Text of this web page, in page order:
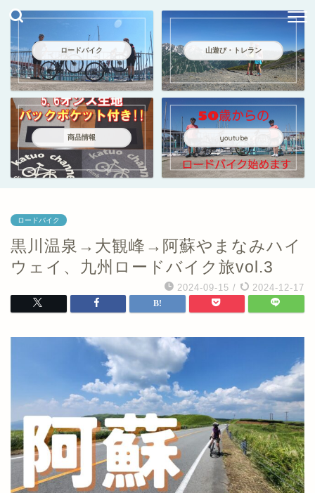
ロードバイク 山遊び・トレラン
商品情報 youtube
ロードバイク
黒川温泉→大観峰→阿蘇やまなみハイ
ウェイ、九州ロードバイク旅vol.3
2024-09-15 / 2024-12-17